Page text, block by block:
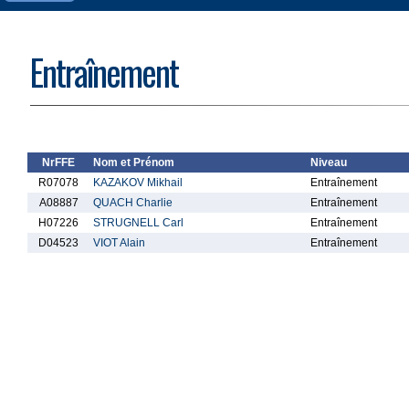
Entraînement
NrFFE Nom et Prénom
Niveau
R07078
KAZAKOV Mikhail
Entraînement
A08887
QUACH Charlie
Entraînement
H07226
STRUGNELL Carl
Entraînement
D04523
VIOT Alain Entraînement